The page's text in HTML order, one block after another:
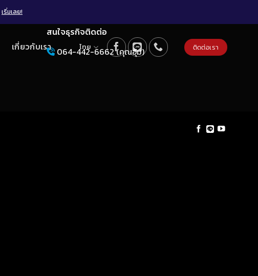
เริ่มเลย!
เกี่ยวกับเรา ไทย ติดต่อเรา
สนใจธุรกิจติดต่อ
064-442-6662 (คุณอุ้ม)